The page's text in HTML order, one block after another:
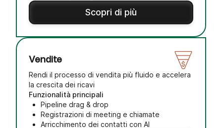
Scopri di più
Vendite
Rendi il processo di vendita più fluido e accelera
la crescita dei ricavi
Funzionalità principali
Pipeline drag & drop
Registrazioni di meeting e chiamate
Arricchimento dei contatti con AI